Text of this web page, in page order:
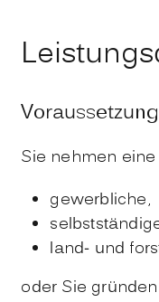
Sie nehmen eine
gewerbliche,
land- und
oder Sie